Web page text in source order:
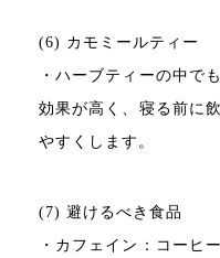
(6) カモミールティー
・ハーブティーの中で
効果が高く、寝る前に
やすくします。
(7) 避けるべき食品
・カフェイン：コーヒ